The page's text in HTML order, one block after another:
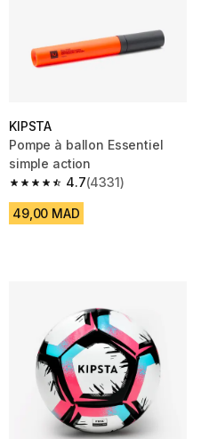
KIPSTA
Pompe à ballon Essentiel
simple action
4.7
4.7 out of 5 stars from 4331
(4331)
49,00 MAD